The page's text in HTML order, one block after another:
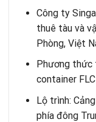
Công ty
thuê tàu và
Phòng, Việt
Phương thức
container FLC
Lộ trình:
phía đông